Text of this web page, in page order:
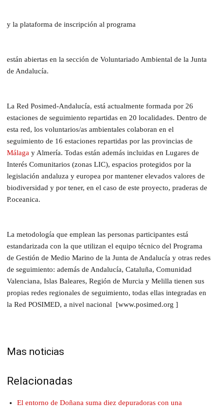
y la plataforma de inscripción al programa
están abiertas en la sección de Voluntariado Ambiental de la Junta
de Andalucía.
La Red Posimed-Andalucía, está actualmente formada por 26
estaciones de seguimiento repartidas en 20 localidades. Dentro de
esta red, los voluntarios/as ambientales colaboran en el
seguimiento de 16 estaciones repartidas por las provincias de
Málaga y Almería. Todas están además incluidas en Lugares de
Interés Comunitarios (zonas LIC), espacios protegidos por la
legislación andaluza y europea por mantener elevados valores de
biodiversidad y por tener, en el caso de este proyecto, praderas de
P.oceanica.
La metodología que emplean las personas participantes está
estandarizada con la que utilizan el equipo técnico del Programa
de Gestión de Medio Marino de la Junta de Andalucía y otras redes
de seguimiento: además de Andalucía, Cataluña, Comunidad
Valenciana, Islas Baleares, Región de Murcia y Melilla tienen sus
propias redes regionales de seguimiento, todas ellas integradas en
la Red POSIMED, a nivel nacional [www.posimed.org ]
Mas noticias
Relacionadas
El entorno de Doñana suma diez depuradoras con una